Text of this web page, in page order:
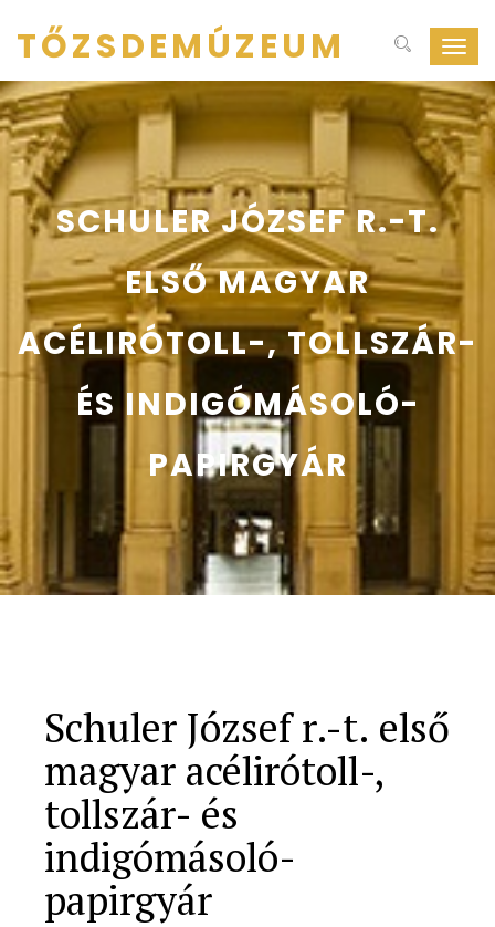
ki-
be
TŐZSDEMÚZEUM
SCHULER JÓZSEF R.-T.
ELSŐ MAGYAR
ACÉLIRÓTOLL-, TOLLSZÁR-
ÉS INDIGÓMÁSOLÓ-
PAPIRGYÁR
Schuler József r.-t. első
magyar acélirótoll-,
tollszár- és
indigómásoló-
papirgyár